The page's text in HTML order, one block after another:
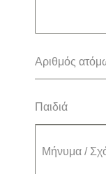
Αριθμός
Παιδιά
Μήνυμα /